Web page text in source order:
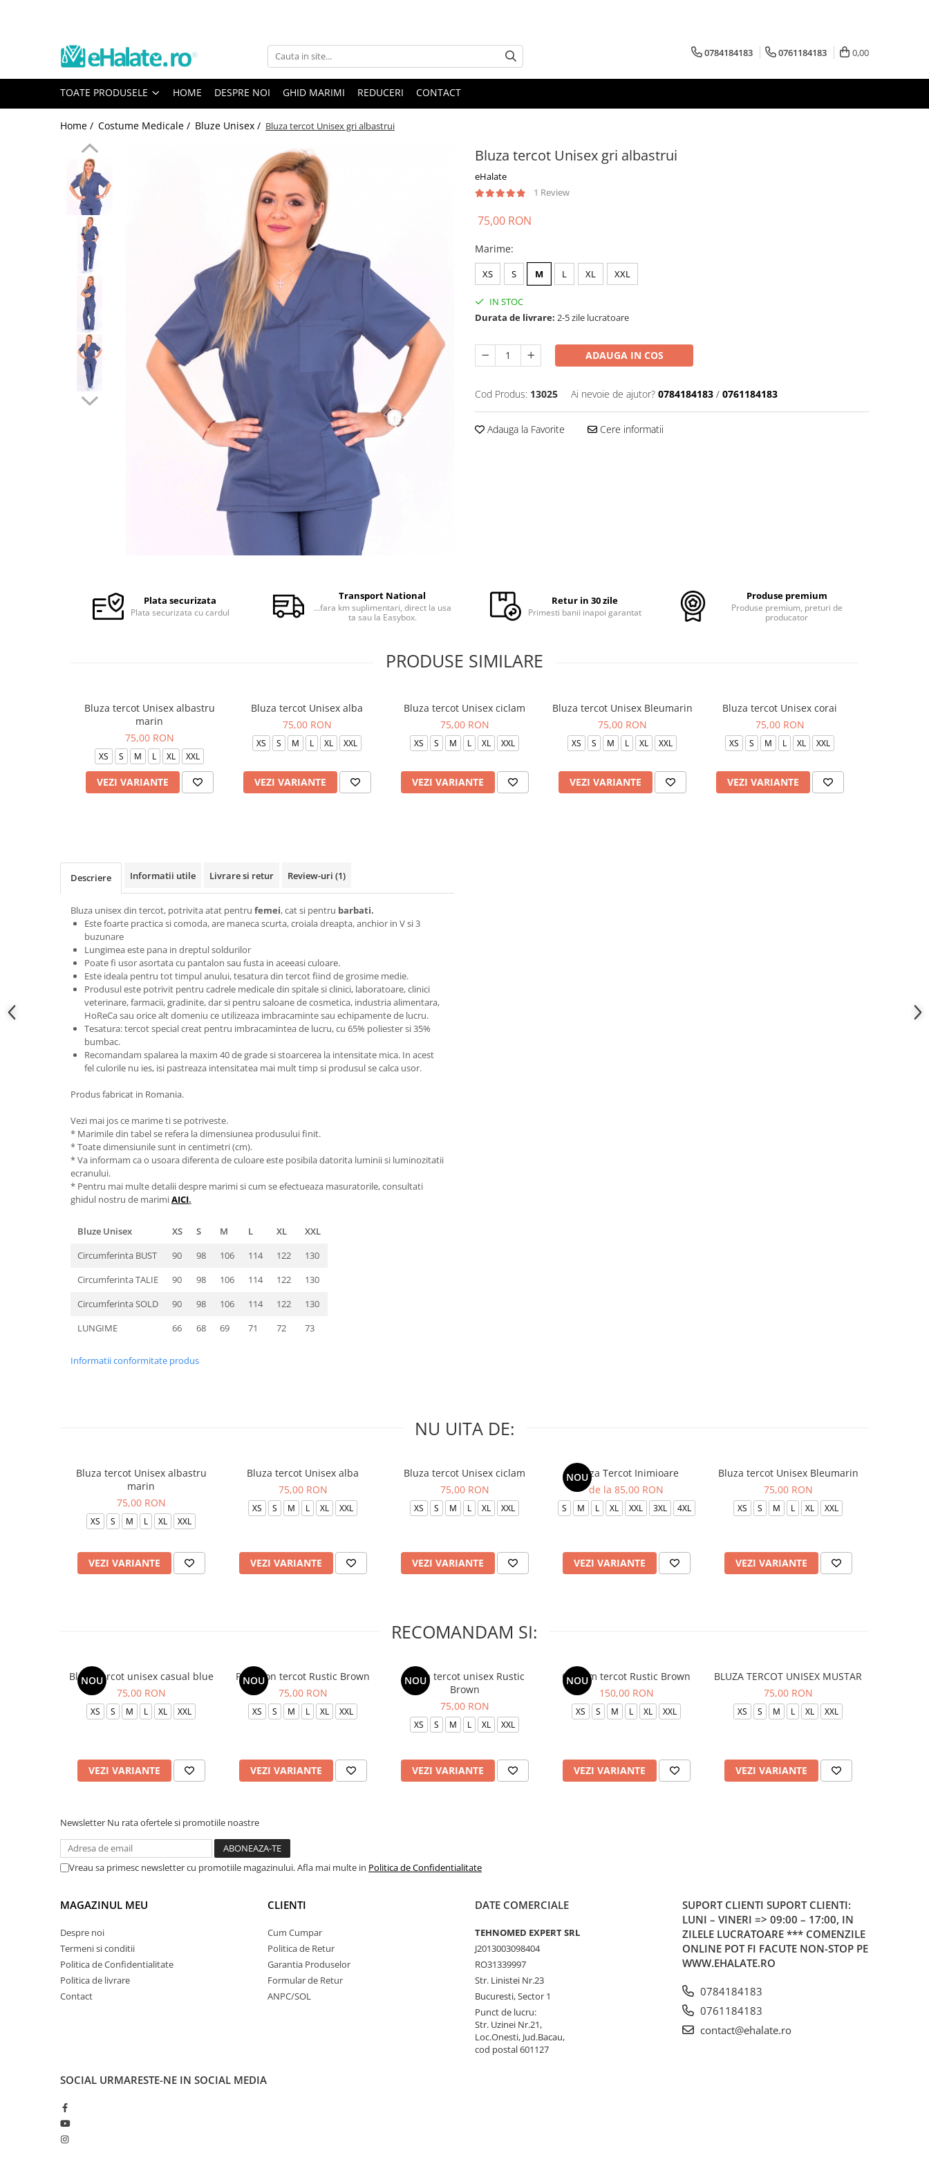
Toate Produsele
Bluze Unisex
Bluze unisex cu imprimeuri
Bluze medicale uni
Halate medicale
Halate medicale femei
Halate medicale barbati
Halate medicale P2 cu fluturas
Halate medicale cu nasturi
Halate medicale cu fermoar
Halate medicale polar - unisex
Tricouri de lucru
0784184183 0761184183 0,00
TOATE PRODUSELE HOME DESPRE NOI GHID MARIMI REDUCERI CONTACT
Home / Costume Medicale / Bluze Unisex / Bluza tercot Unisex gri albastrui
Bluza tercot Unisex gri albastrui
eHalate
1 Review
Facebook
75,00 RON
Marime:
XS S M L XL XXL
IN STOC
Durata de livrare: 2-5 zile lucratoare
ADAUGA IN COS
Cod Produs: 13025 Ai nevoie de ajutor? 0784184183 / 0761184183
Adauga la Favorite Cere informatii
Plata securizata
Plata securizata cu cardul
Transport National
...fara km suplimentari, direct la usa
ta sau la Easybox.
Retur in 30 zile
Primesti banii inapoi garantat
Produse premium
Produse premium, preturi de
producator
PRODUSE SIMILARE
Bluza tercot Unisex albastru
marin
75,00 RON
XS S M L XL XXL
VEZI VARIANTE
Bluza tercot Unisex alba
75,00 RON
XS S M L XL XXL
VEZI VARIANTE
Bluza tercot Unisex ciclam
75,00 RON
XS S M L XL XXL
VEZI VARIANTE
Bluza tercot Unisex Bleumarin
75,00 RON
XS S M L XL XXL
VEZI VARIANTE
Bluza tercot Unisex corai
75,00 RON
XS S M L XL XXL
VEZI VARIANTE
Descriere Informatii utile Livrare si retur Review-uri (1)
Bluza unisex din tercot, potrivita atat pentru femei, cat si pentru barbati.
Este foarte practica si comoda, are maneca scurta, croiala dreapta, anchior in V si 3
buzunare
Lungimea este pana in dreptul soldurilor
Poate fi usor asortata cu pantalon sau fusta in aceeasi culoare.
Este ideala pentru tot timpul anului, tesatura din tercot fiind de grosime medie.
Produsul este potrivit pentru cadrele medicale din spitale si clinici, laboratoare, clinici
veterinare, farmacii, gradinite, dar si pentru saloane de cosmetica, industria alimentara,
HoReCa sau orice alt domeniu ce utilizeaza imbracaminte sau echipamente de lucru.
Tesatura: tercot special creat pentru imbracamintea de lucru, cu 65% poliester si 35%
bumbac.
Recomandam spalarea la maxim 40 de grade si stoarcerea la intensitate mica. In acest
fel culorile nu ies, isi pastreaza intensitatea mai mult timp si produsul se calca usor.
Produs fabricat in Romania.
Vezi mai jos ce marime ti se potriveste.
* Marimile din tabel se refera la dimensiunea produsului finit.
* Toate dimensiunile sunt in centimetri (cm).
* Va informam ca o usoara diferenta de culoare este posibila datorita luminii si luminozitatii
ecranului.
* Pentru mai multe detalii despre marimi si cum se efectueaza masuratorile, consultati
ghidul nostru de marimiAICI.
Bluze Unisex XS S M L XL
XXL
Circumferinta BUST
90 98 106 114 122
130
Circumferinta TALIE
90 98 106 114 122
130
Circumferinta SOLD
90 98 106 114 122
130
LUNGIME
66 68 69 71 72 73
Informatii conformitate produs
NU UITA DE:
Bluza tercot Unisex albastru
marin
75,00 RON
XS S M L XL XXL
VEZI VARIANTE
Bluza tercot Unisex alba
75,00 RON
XS S M L XL XXL
VEZI VARIANTE
Bluza tercot Unisex ciclam
75,00 RON
XS S M L XL XXL
VEZI VARIANTE
NOU
Bluza Tercot Inimioare
de la 85,00 RON
S M L XL XXL 3XL 4XL
VEZI VARIANTE
Bluza tercot Unisex Bleumarin
75,00 RON
XS S M L XL XXL
VEZI VARIANTE
RECOMANDAM SI:
NOU
Bluza tercot unisex casual blue
75,00 RON
XS S M L XL XXL
VEZI VARIANTE
NOU
Pantalon tercot Rustic Brown
75,00 RON
XS S M L XL XXL
VEZI VARIANTE
NOU
Bluza tercot unisex Rustic
Brown
75,00 RON
XS S M L XL XXL
VEZI VARIANTE
NOU
Costum tercot Rustic Brown
150,00 RON
XS S M L XL XXL
VEZI VARIANTE
BLUZA TERCOT UNISEX MUSTAR
75,00 RON
XS S M L XL XXL
VEZI VARIANTE
Newsletter Nu rata ofertele si promotiile noastre
Vreau sa primesc newsletter cu promotiile magazinului. Afla mai multe in Politica de Confidentialitate
MAGAZINUL MEU
Despre noi
Termeni si conditii
Politica de Confidentialitate
Politica de livrare
Contact
CLIENTI
Cum Cumpar
Politica de Retur
Garantia Produselor
Formular de Retur
ANPC/SOL
DATE COMERCIALE
TEHNOMED EXPERT SRL
J2013003098404
RO31339997
Str. Linistei Nr.23
Bucuresti, Sector 1
Punct de lucru:
Str. Uzinei Nr.21,
Loc.Onesti, Jud.Bacau,
cod postal 601127
SUPORT CLIENTI SUPORT CLIENTI:
LUNI – VINERI => 09:00 – 17:00, IN
ZILELE LUCRATOARE *** COMENZILE
ONLINE POT FI FACUTE NON-STOP PE
WWW.EHALATE.RO
0784184183
0761184183
contact@ehalate.ro
SOCIAL URMARESTE-NE IN SOCIAL MEDIA